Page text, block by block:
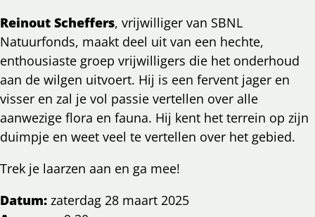
Reinout Scheffers, vrijwilliger van SBNL
Natuurfonds, maakt deel uit van een hechte,
enthousiaste groep vrijwilligers die het onderhoud
aan de wilgen uitvoert. Hij is een fervent jager en
visser en zal je vol passie vertellen over alle
aanwezige flora en fauna. Hij kent het terrein op zijn
duimpje en weet veel te vertellen over het gebied.
Trek je laarzen aan en ga mee!
Datum: zaterdag 28 maart 2025